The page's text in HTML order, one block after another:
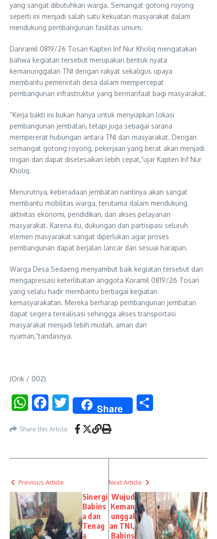
yang sangat dibutuhkan warga. Semangat gotong royong
seperti ini menjadi salah satu kekuatan masyarakat dalam
mendukung pembangunan fasilitas umum.
Danramil 0819/26 Tosari Kapten Inf Nur Kholiq mengatakan
bahwa kegiatan tersebut merupakan bentuk nyata
kemanunggalan TNI dengan rakyat sekaligus upaya
membantu pemerintah desa dalam mempercepat
pembangunan infrastruktur yang bermanfaat bagi masyarakat.
“Kerja bakti ini bukan hanya untuk menyiapkan lokasi
pembangunan jembatan, tetapi juga sebagai sarana
mempererat hubungan antara TNI dan masyarakat. Dengan
semangat gotong royong, pekerjaan yang berat akan menjadi
ringan dan dapat diselesaikan lebih cepat,”ujar Kapten Inf Nur
Kholiq.
Menurutnya, keberadaan jembatan nantinya akan sangat
membantu mobilitas warga, terutama dalam mendukung
aktivitas ekonomi, pendidikan, dan akses pelayanan
masyarakat. Karena itu, dukungan dan partisipasi seluruh
elemen masyarakat sangat diperlukan agar proses
pembangunan dapat berjalan lancar dan sesuai harapan.
Warga Desa Sedaeng menyambut baik kegiatan tersebut dan
mengapresiasi keterlibatan anggota Koramil 0819/26 Tosari
yang selalu hadir membantu berbagai kegiatan
kemasyarakatan. Mereka berharap pembangunan jembatan
dapat segera terealisasi sehingga akses transportasi
masyarakat menjadi lebih mudah, aman dan
nyaman,”tandasnya.
(Orik / 002)
WhatsAppFacebookTwitter Share
Share this Article
Previous Article
Sinergi
Babins
a dan
Tenag
a
Next Article
Wujud
Keman
unggal
an TNI,
Babins